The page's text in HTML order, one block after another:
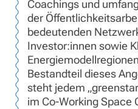
Coachings und
der
bedeutenden
Investor:innen sowie
Bestandteil dieses
steht jedem
im Co-Working Space